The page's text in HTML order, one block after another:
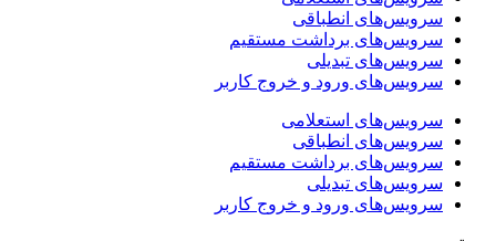
سرویس‌های انطباقی
سرویس‌های برداشت مستقیم
سرویس‌های تبدیلی
سرویس‌های ورود و خروج کاربر
سرویس‌های استعلامی
سرویس‌های انطباقی
سرویس‌های برداشت مستقیم
سرویس‌های تبدیلی
سرویس‌های ورود و خروج کاربر